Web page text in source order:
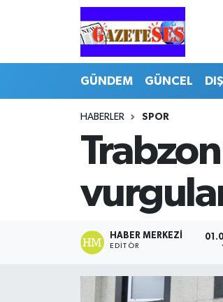
GÜNDEM GÜNCEL
HABERLER SPOR
HABER MERKEZI
EDITÖR